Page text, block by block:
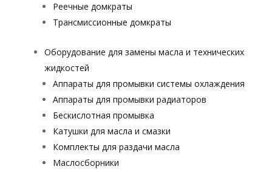
Реечные домкраты
Трансмиссионные домкраты
Оборудование для замены масла и технических
жидкостей
Аппараты для промывки системы охлаждения
Аппараты для промывки радиаторов
Бескислотная промывка
Катушки для масла и смазки
Комплекты для раздачи масла
Маслосборники